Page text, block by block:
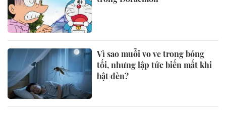
Vì sao muỗi vo ve trong bóng
tối, nhưng lập tức biến mất khi
bật đèn?